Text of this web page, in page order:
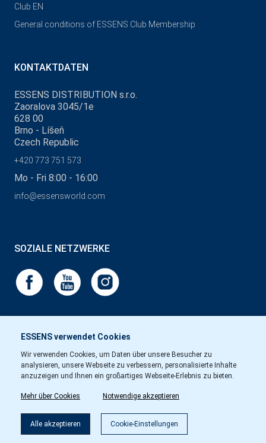
ESSENS verwendet Cookies
Wir verwenden Cookies, um Daten über unsere Besucher zu
analysieren, unsere Webseite zu verbessern, personalisierte Inhalte
anzuzeigen und Ihnen ein großartiges Webseite-Erlebnis zu bieten.
Mehr über Cookies Notwendige akzeptieren
Alle akzeptieren Cookie-Einstellungen
Club EN
General conditions of ESSENS Club Membership
KONTAKTDATEN
ESSENS DISTRIBUTION s.r.o.
Zaoralova 3045/1e
628 00
Brno - Líšeň
Czech Republic
+420 773 751 573
Mo - Fri 8:00 - 16:00
info@essensworld.com
SOZIALE NETZWERKE